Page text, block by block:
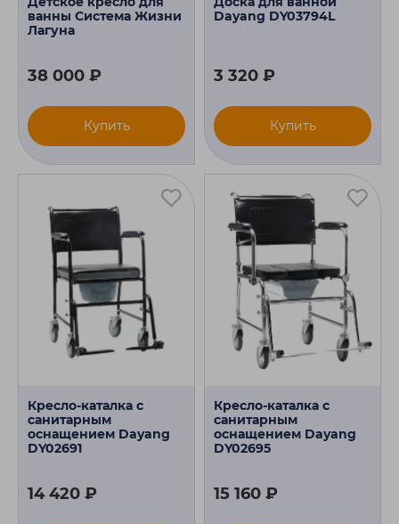
ванны Система Жизни
Лагуна
38 000 ₽
Купить
Dayang DY03794L
3 320 ₽
Купить
Кресло-каталка с
санитарным
оснащением Dayang
DY02691
14 420 ₽
Кресло-каталка с
санитарным
оснащением Dayang
DY02695
15 160 ₽